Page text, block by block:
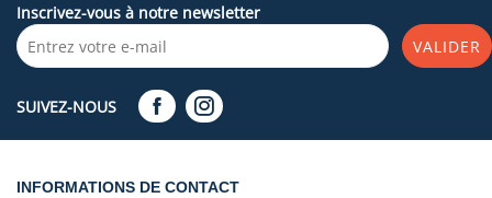
Inscrivez-vous à notre newsletter
VALIDER
SUIVEZ-NOUS
INFORMATIONS DE CONTACT